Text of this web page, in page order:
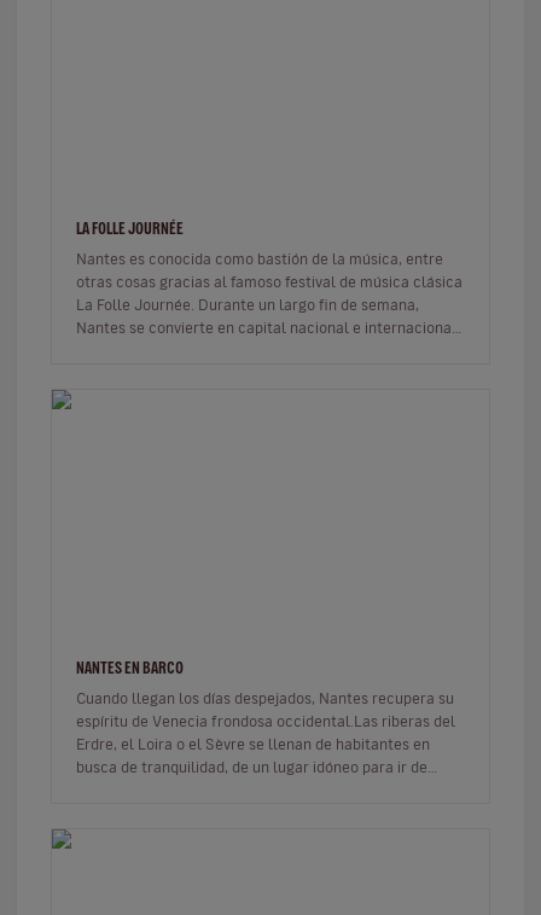
LA FOLLE JOURNÉE
Nantes es conocida como bastión de la música, entre
otras cosas gracias al famoso festival de música clásica
La Folle Journée. Durante un largo fin de semana,
Nantes se convierte en capital nacional e internacional
NANTES EN BARCO
Cuando llegan los días despejados, Nantes recupera su
espíritu de Venecia frondosa occidental.Las riberas del
Erdre, el Loira o el Sèvre se llenan de habitantes en
busca de tranquilidad, de un lugar idóneo para ir de